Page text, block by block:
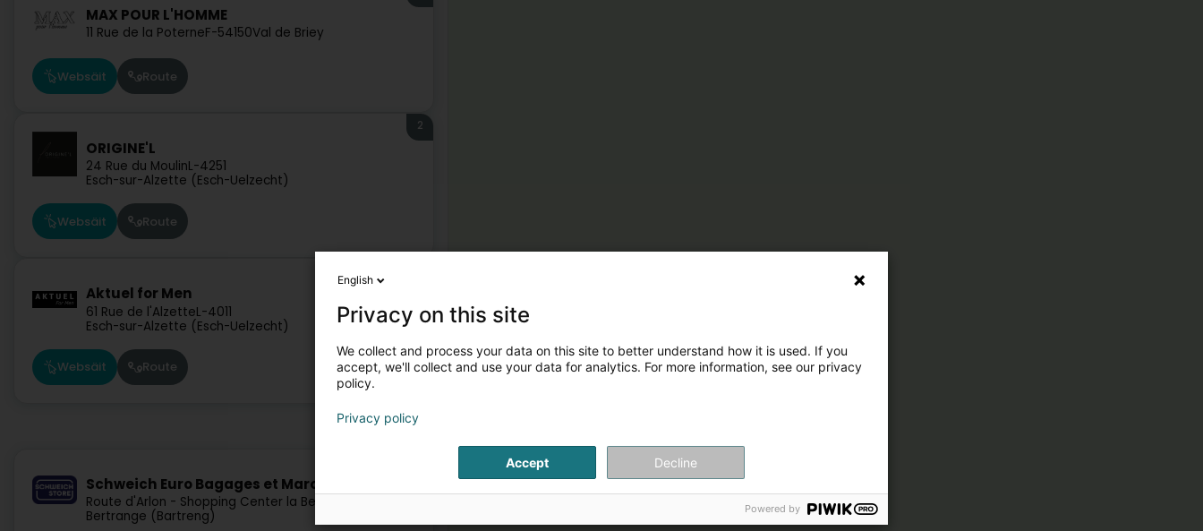
MAX POUR L'HOMME
11 Rue de la PoterneF-54150Val de Briey
Websäit Route
ORIGINE'L
24 Rue du MoulinL-4251
Esch-sur-Alzette (Esch-Uelzecht)
2
Websäit Route
Aktuel for Men
61 Rue de l'AlzetteL-4011
Esch-sur-Alzette (Esch-Uelzecht)
Websäit Route
Schweich Euro Bagages et Maroquinerie
Route d'Arlon - Shopping Center la Belle Etoile
Bertrange (Bartreng)
English
Privacy on this site
We collect and process your data on this site to better understand how it is used. If you
accept, we'll collect and use your data for analytics. For more information, see our privacy
policy.
Privacy policy
Accept Decline
Powered by